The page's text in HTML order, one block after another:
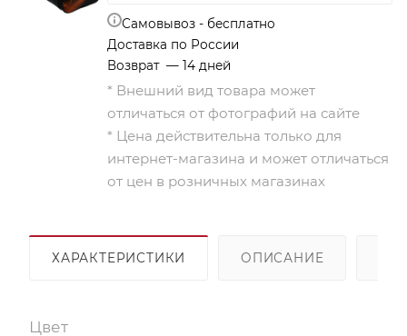
Самовывоз - бесплатно
Доставка по России
Возврат — 14 дней
* Внешний вид товара может
отличаться от фотографий на сайте
* Цена действительна только для
интернет-магазина и может отличаться
от цен в розничных магазинах
ХАРАКТЕРИСТИКИ ОПИСАНИЕ
Цвет